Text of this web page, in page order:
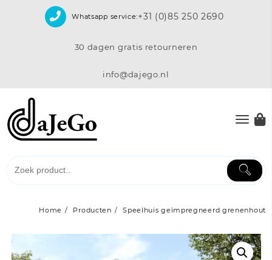
Whatsapp service:+31 (0)85 250 2690
30 dagen gratis retourneren
info@dajego.nl
Home Producten Speelhuis geïmpregneerd grenenhout